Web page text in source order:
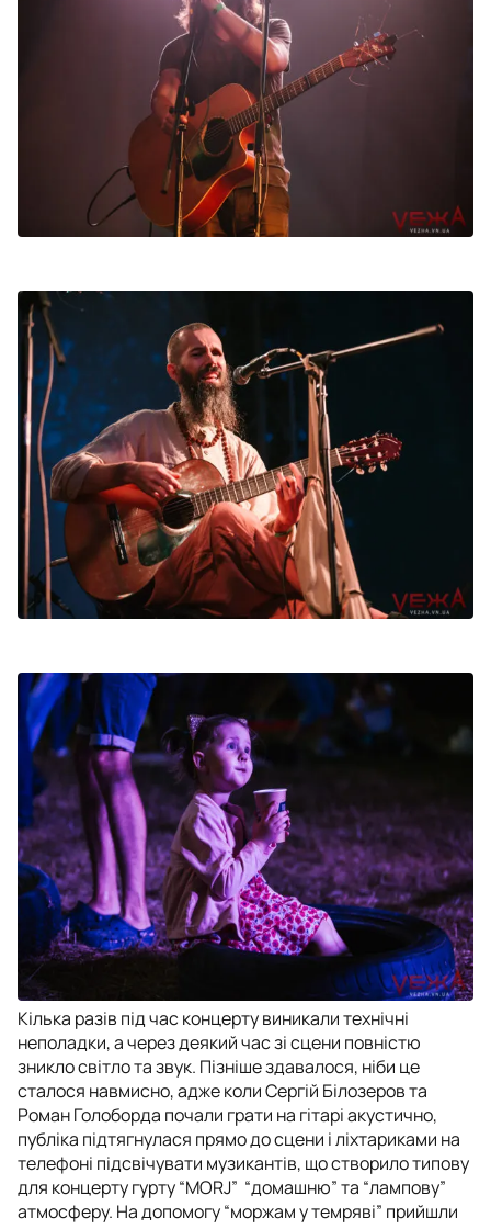
Кілька разів під час концерту виникали технічні
неполадки, а через деякий час зі сцени повністю
зникло світло та звук. Пізніше здавалося, ніби це
сталося навмисно, адже коли Сергій Білозеров та
Роман Голоборда почали грати на гітарі акустично,
публіка підтягнулася прямо до сцени і ліхтариками на
телефоні підсвічувати музикантів, що створило типову
для концерту гурту “MORJ” “домашню” та “лампову”
атмосферу. На допомогу “моржам у темряві” прийшли